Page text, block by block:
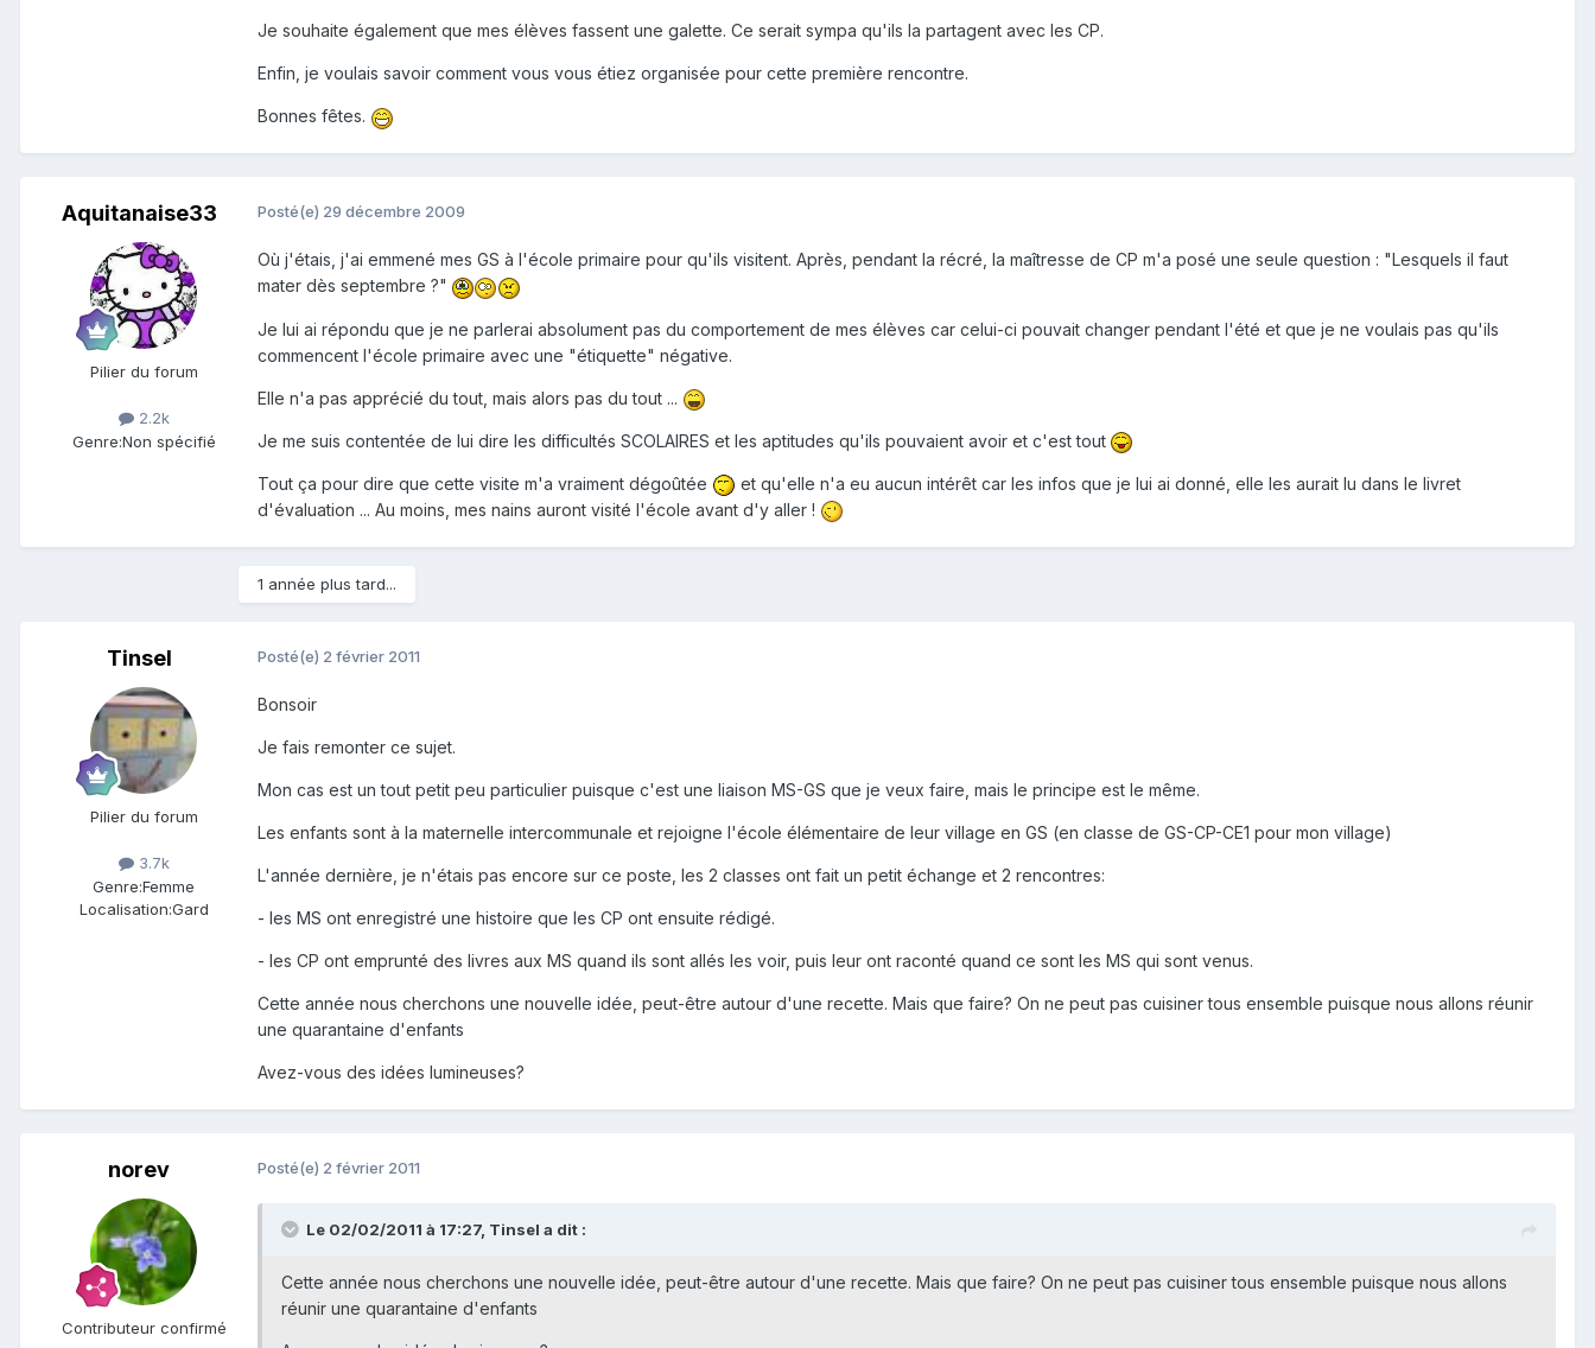
Je souhaite également que mes élèves fassent une galette. Ce serait sympa qu'ils la partagent avec les CP.
Enfin, je voulais savoir comment vous vous étiez organisée pour cette première rencontre.
Bonnes fêtes.
Aquitanaise33
Pilier du forum
2.2k
Genre:Non spécifié
Posté(e) 29 décembre 2009
Où j'étais, j'ai emmené mes GS à l'école primaire pour qu'ils visitent. Après, pendant la récré, la maîtresse de CP m'a posé une seule question : "Lesquels il faut
mater dès septembre ?"
Je lui ai répondu que je ne parlerai absolument pas du comportement de mes élèves car celui-ci pouvait changer pendant l'été et que je ne voulais pas qu'ils
commencent l'école primaire avec une "étiquette" négative.
Elle n'a pas apprécié du tout, mais alors pas du tout ...
Je me suis contentée de lui dire les difficultés SCOLAIRES et les aptitudes qu'ils pouvaient avoir et c'est tout
Tout ça pour dire que cette visite m'a vraiment dégoûtée
et qu'elle n'a eu aucun intérêt car les infos que je lui ai donné, elle les aurait lu dans le livret
d'évaluation ... Au moins, mes nains auront visité l'école avant d'y aller !
1 année plus tard...
Tinsel
Pilier du forum
3.7k
Genre:Femme
Localisation:Gard
Posté(e) 2 février 2011
Bonsoir
Je fais remonter ce sujet.
Mon cas est un tout petit peu particulier puisque c'est une liaison MS-GS que je veux faire, mais le principe est le même.
Les enfants sont à la maternelle intercommunale et rejoigne l'école élémentaire de leur village en GS (en classe de GS-CP-CE1 pour mon village)
L'année dernière, je n'étais pas encore sur ce poste, les 2 classes ont fait un petit échange et 2 rencontres:
- les MS ont enregistré une histoire que les CP ont ensuite rédigé.
- les CP ont emprunté des livres aux MS quand ils sont allés les voir, puis leur ont raconté quand ce sont les MS qui sont venus.
Cette année nous cherchons une nouvelle idée, peut-être autour d'une recette. Mais que faire? On ne peut pas cuisiner tous ensemble puisque nous allons réunir
une quarantaine d'enfants
Avez-vous des idées lumineuses?
norev
Contributeur confirmé
Posté(e) 2 février 2011
Le 02/02/2011 à 17:27, Tinsel a dit :
Cette année nous cherchons une nouvelle idée, peut-être autour d'une recette. Mais que faire? On ne peut pas cuisiner tous ensemble puisque nous allons
réunir une quarantaine d'enfants